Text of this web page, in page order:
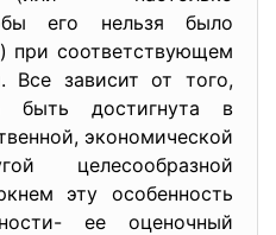
его нельзя было
при соответствующем
Все зависит от того,
быть достигнута в
экономической
целесообразной
эту особенность
ее оценочный